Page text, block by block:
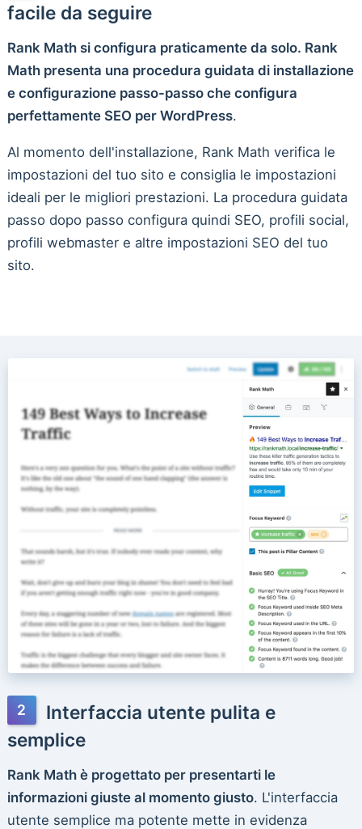
facile da seguire
Rank Math si configura praticamente da solo. Rank
Math presenta una procedura guidata di installazione
e configurazione passo-passo che configura
perfettamente SEO per WordPress.
Al momento dell'installazione, Rank Math verifica le
impostazioni del tuo sito e consiglia le impostazioni
ideali per le migliori prestazioni. La procedura guidata
passo dopo passo configura quindi SEO, profili social,
profili webmaster e altre impostazioni SEO del tuo
sito.
Interfaccia utente pulita e
semplice
Rank Math è progettato per presentarti le
informazioni giuste al momento giusto. L'interfaccia
utente semplice ma potente mette in evidenza